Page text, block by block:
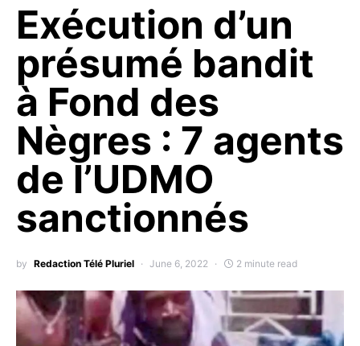
Exécution d’un
présumé bandit
à Fond des
Nègres : 7 agents
de l’UDMO
sanctionnés
by Redaction Télé Pluriel June 6, 2022 2 minute read